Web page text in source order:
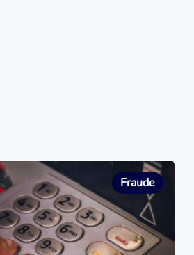
Fraude